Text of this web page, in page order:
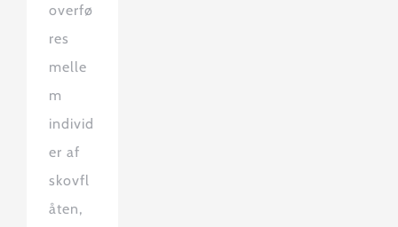
overfø
res
melle
m
individ
er af
skovfl
åten,